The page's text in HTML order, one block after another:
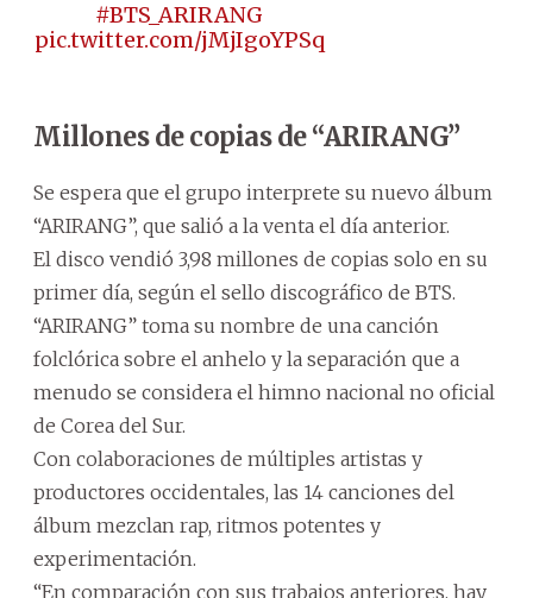
#BTS_ARIRANG
pic.twitter.com/jMjIgoYPSq
Millones de copias de “ARIRANG”
Se espera que el grupo interprete su nuevo álbum
“ARIRANG”, que salió a la venta el día anterior.
El disco vendió 3,98 millones de copias solo en su
primer día, según el sello discográfico de BTS.
“ARIRANG” toma su nombre de una canción
folclórica sobre el anhelo y la separación que a
menudo se considera el himno nacional no oficial
de Corea del Sur.
Con colaboraciones de múltiples artistas y
productores occidentales, las 14 canciones del
álbum mezclan rap, ritmos potentes y
experimentación.
“En comparación con sus trabajos anteriores, hay